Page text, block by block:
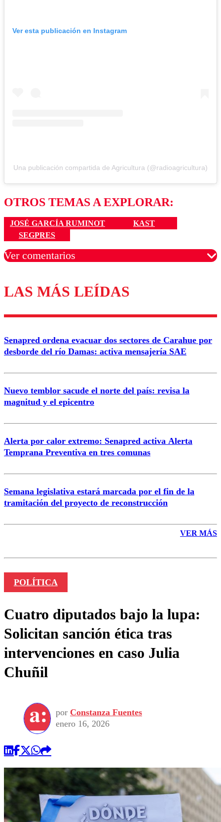
Ver esta publicación en Instagram
Una publicación compartida de Agricultura (@radioagricultura)
OTROS TEMAS A EXPLORAR:
JOSÉ GARCÍA RUMINOT
KAST
SEGPRES
Ver comentarios
Los comentarios son moderados para garantizar un
diálogo respetuoso.
Correo
LAS MÁS LEÍDAS
Senapred ordena evacuar dos sectores de Carahue por
desborde del río Damas: activa mensajería SAE
Nuevo temblor sacude el norte del país: revisa la
magnitud y el epicentro
Alerta por calor extremo: Senapred activa Alerta
Temprana Preventiva en tres comunas
Semana legislativa estará marcada por el fin de la
tramitación del proyecto de reconstrucción
VER MÁS
POLÍTICA
Cuatro diputados bajo la lupa:
Solicitan sanción ética tras
intervenciones en caso Julia
Chuñil
por Constanza Fuentes
enero 16, 2026